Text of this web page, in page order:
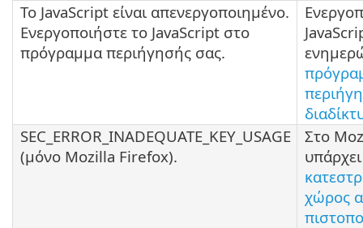
Το JavaScript είναι απενεργοποιημένο.
Ενεργοποιήστε το JavaScript στο
πρόγραμμα περιήγησής σας.
SEC_ERROR_INADEQUATE_KEY_USAGE
(μόνο Mozilla Firefox).
Στο
χώρος